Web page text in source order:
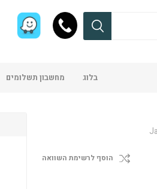
בלוג מחשבון תשלומים
הוסף לרשימת השוואה